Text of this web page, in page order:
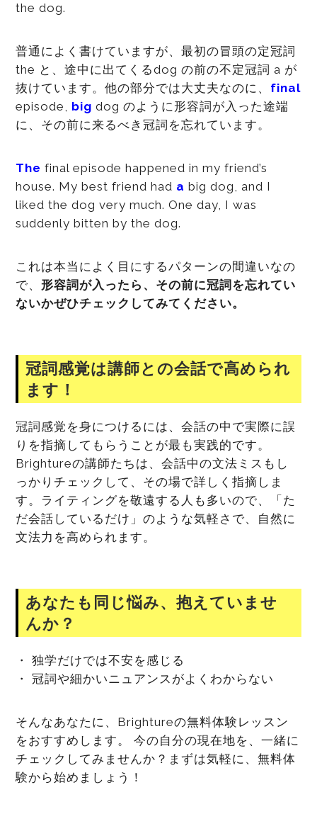
the dog.
普通によく書けていますが、最初の冒頭の定冠詞
the と、途中に出てくるdog の前の不定冠詞 a が
抜けています。他の部分では大丈夫なのに、 final
episode, big dog のように形容詞が入った途端
に、その前に来るべき冠詞を忘れています。
The final episode happened in my friend’s
house. My best friend had a big dog, and I
liked the dog very much. One day, I was
suddenly bitten by the dog.
これは本当によく目にするパターンの間違いなの
で、形容詞が入ったら、その前に冠詞を忘れてい
ないかぜひチェックしてみてください。
冠詞感覚は講師との会話で高められ
ます！
冠詞感覚を身につけるには、会話の中で実際に誤
りを指摘してもらうことが最も実践的です。
Brightureの講師たちは、会話中の文法ミスもし
っかりチェックして、その場で詳しく指摘しま
す。ライティングを敬遠する人も多いので、「た
だ会話しているだけ」のような気軽さで、自然に
文法力を高められます。
あなたも同じ悩み、抱えていませ
んか？
・ 独学だけでは不安を感じる
・ 冠詞や細かいニュアンスがよくわからない
そんなあなたに、Brightureの無料体験レッスン
をおすすめします。 今の自分の現在地を、一緒に
チェックしてみませんか？まずは気軽に、無料体
験から始めましょう！